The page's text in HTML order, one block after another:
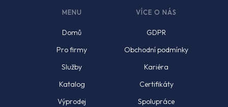
MENU
Domů
Pro firmy
Služby
Katalog
Výprodej
VÍCE O NÁS
GDPR
Obchodní podmínky
Kariéra
Certifikáty
Spolupráce